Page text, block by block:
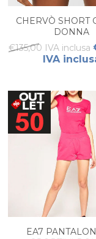
CHERVÒ SHORT
DONNA
€135,00 IVA inclusa
IVA
EA7